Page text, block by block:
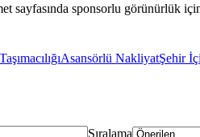
sayfasında sponsorlu görünürlük
Asansörlü NakliyatŞehir
Sıralama